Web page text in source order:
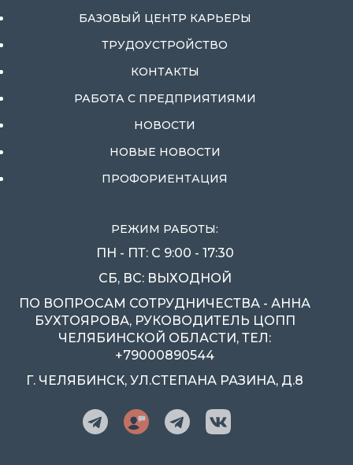
БАЗОВЫЙ ЦЕНТР КАРЬЕРЫ
ТРУДОУСТРОЙСТВО
КОНТАКТЫ
РАБОТА С ПРЕДПРИЯТИЯМИ
НОВОСТИ
НОВЫЕ НОВОСТИ
ПРОФОРИЕНТАЦИЯ
РЕЖИМ РАБОТЫ:
ПН - ПТ: С 9:00 - 17:30
СБ, ВС: ВЫХОДНОЙ
ПО ВОПРОСАМ СОТРУДНИЧЕСТВА - АННА
БУХТОЯРОВА, РУКОВОДИТЕЛЬ ЦОПП
ЧЕЛЯБИНСКОЙ ОБЛАСТИ, ТЕЛ:
+79000890544
Г. ЧЕЛЯБИНСК, УЛ.СТЕПАНА РАЗИНА, Д.8